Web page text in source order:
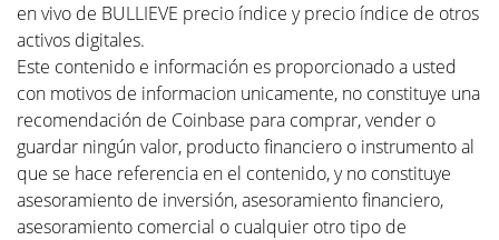
en vivo de BULLIEVE precio índice y precio índice de otros
activos digitales.
Este contenido e información es proporcionado a usted
con motivos de informacion unicamente, no constituye una
recomendación de Coinbase para comprar, vender o
guardar ningún valor, producto financiero o instrumento al
que se hace referencia en el contenido, y no constituye
asesoramiento de inversión, asesoramiento financiero,
asesoramiento comercial o cualquier otro tipo de